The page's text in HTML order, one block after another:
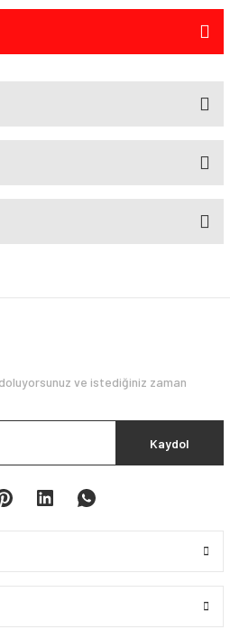
ve istediğiniz zaman
Kaydol